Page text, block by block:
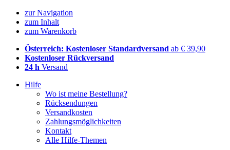
zur Navigation
zum Inhalt
zum Warenkorb
Österreich: Kostenloser Standardversand ab € 39,90
Kostenloser Rückversand
24 h Versand
Hilfe
Wo ist meine Bestellung?
Rücksendungen
Versandkosten
Zahlungsmöglichkeiten
Kontakt
Alle Hilfe-Themen